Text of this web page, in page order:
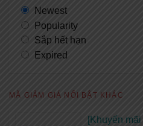
Newest
Popularity
Sắp hết hạn
Expired
MÃ GIẢM GIÁ NỔI BẬT KHÁC
[Khuyến